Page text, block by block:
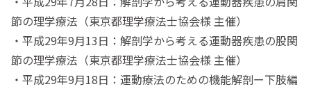
節の理学療法（東京都理学療法士協会様 主催）
・平成29年9月13日：解剖学から考える運動器疾患の股関
節の理学療法（東京都理学療法士協会様 主催）
・平成29年9月18日：運動療法のための機能解剖ー下肢編